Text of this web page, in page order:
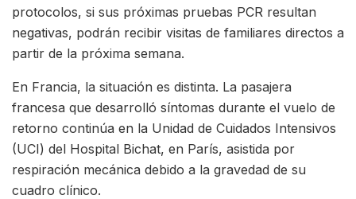
protocolos, si sus próximas pruebas PCR resultan
negativas, podrán recibir visitas de familiares directos a
partir de la próxima semana.
En Francia, la situación es distinta. La pasajera
francesa que desarrolló síntomas durante el vuelo de
retorno continúa en la Unidad de Cuidados Intensivos
(UCI) del Hospital Bichat, en París, asistida por
respiración mecánica debido a la gravedad de su
cuadro clínico.